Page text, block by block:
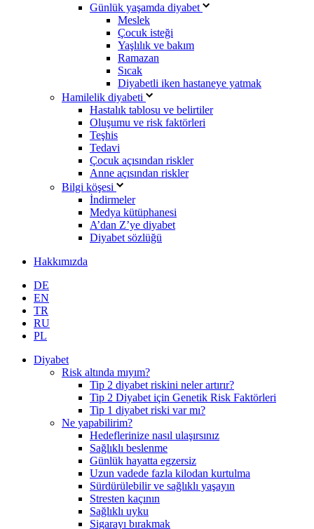
Günlük yaşamda diyabet
Meslek
Çocuk isteği
Yaşlılık ve bakım
Ramazan
Sıcak
Diyabetli iken hastaneye yatmak
Hamilelik diyabeti
Hastalık tablosu ve belirtiler
Oluşumu ve risk faktörleri
Teşhis
Tedavi
Çocuk açısından riskler
Anne açısından riskler
Bilgi köşesi
İndirmeler
Medya kütüphanesi
A’dan Z’ye diyabet
Diyabet sözlüğü
Hakkımızda
DE
EN
TR
RU
PL
Diyabet
Risk altında mıyım?
Tip 2 diyabet riskini neler artırır?
Tip 2 Diyabet için Genetik Risk Faktörleri
Tip 1 diyabet riski var mı?
Ne yapabilirim?
Hedeflerinize nasıl ulaşırsınız
Sağlıklı beslenme
Günlük hayatta egzersiz
Uzun vadede fazla kilodan kurtulma
Sürdürülebilir ve sağlıklı yaşayın
Stresten kaçının
Sağlıklı uyku
Sigarayı bırakmak